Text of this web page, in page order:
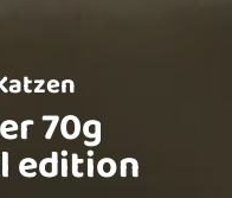
70g
edition